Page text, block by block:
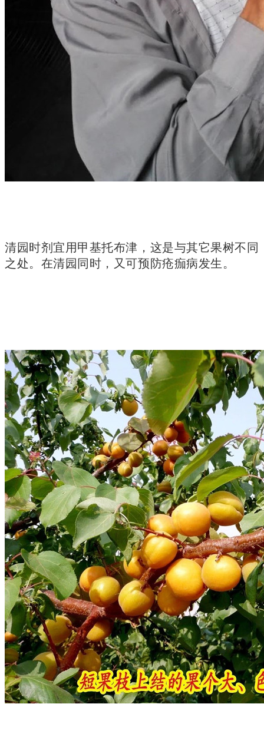
清园时剂宜用甲基托布津，这是与其它果树不同
之处。在清园同时，又可预防疮痂病发生。